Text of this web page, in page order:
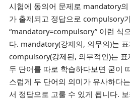
시험에 동의어 문제로 mandatory
가 출제되고 정답으로 compulsory
“mandatory=compulsory” 이런 식
다. mandatory(강제의, 의무의)는
compulsory(강제된, 의무적인)는
두 단어를 따로 학습하다보면 굳이
스럽게 두 단어의 의미가 유사하다
서 정답으로 고룰 수 있게 됩니다.